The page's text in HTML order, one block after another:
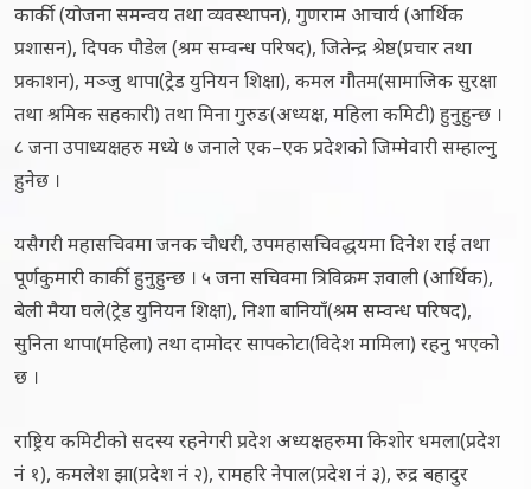
कार्की (योजना समन्वय तथा व्यवस्थापन), गुणराम आचार्य (आर्थिक
प्रशासन), दिपक पौडेल (श्रम सम्वन्ध परिषद), जितेन्द्र श्रेष्ठ(प्रचार तथा
प्रकाशन), मञ्जु थापा(ट्रेड युनियन शिक्षा), कमल गौतम(सामाजिक सुरक्षा
तथा श्रमिक सहकारी) तथा मिना गुरुङ(अध्यक्ष, महिला कमिटी) हुनुहुन्छ ।
८ जना उपाध्यक्षहरु मध्ये ७ जनाले एक–एक प्रदेशको जिम्मेवारी सम्हाल्नु
हुनेछ ।
यसैगरी महासचिवमा जनक चौधरी, उपमहासचिवद्धयमा दिनेश राई तथा
पूर्णकुमारी कार्की हुनुहुन्छ । ५ जना सचिवमा त्रिविक्रम ज्ञवाली (आर्थिक),
बेली मैया घले(ट्रेड युनियन शिक्षा), निशा बानियाँ(श्रम सम्वन्ध परिषद),
सुनिता थापा(महिला) तथा दामोदर सापकोटा(विदेश मामिला) रहनु भएको
छ ।
राष्ट्रिय कमिटीको सदस्य रहनेगरी प्रदेश अध्यक्षहरुमा किशोर धमला(प्रदेश
नं १), कमलेश झा(प्रदेश नं २), रामहरि नेपाल(प्रदेश नं ३), रुद्र बहादुर